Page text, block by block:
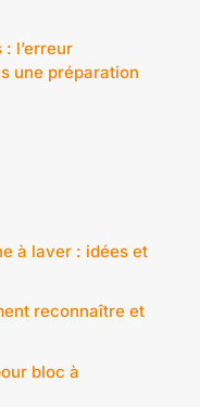
l’erreur
une préparation
à laver : idées et
reconnaître et
bloc à